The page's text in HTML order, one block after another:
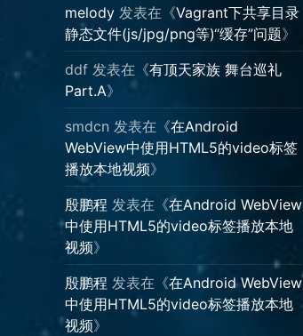
melody发表在《Vagrant下共享目录
静态文件(js/jpg/png等)“缓存”问题》
ddf发表在《有顶天家族 舞台巡礼
Part.A》
smdcn 发表在《在Android
WebView中使用HTML5的video标签
播放本地视频》
殷鹏程 发表在《在Android WebView
中使用HTML5的video标签播放本地
视频》
殷鹏程 发表在《在Android WebView
中使用HTML5的video标签播放本地
视频》